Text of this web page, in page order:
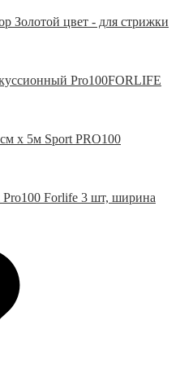
Золотой цвет - для стрижки
Pro100FORLIFE
х 5м Sport PRO100
Pro100 Forlife 3 шт, ширина